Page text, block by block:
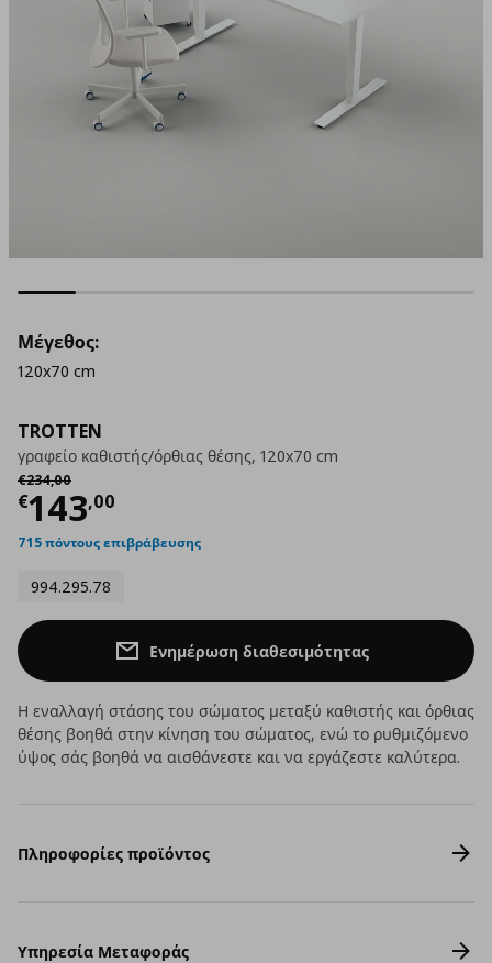
TROTTEN
γραφείο καθιστής/όρθιας θέσης, 120x70 cm
€234,00
Αρχική τιμή
€143,00
Τρέχουσα τιμή
715 πόντους επιβράβευσης
994.295.78
Μέγεθος:
120x70 cm
Ενημέρωση διαθεσιμότητας
Η εναλλαγή στάσης του σώματος μεταξύ καθιστής και όρθιας
θέσης βοηθά στην κίνηση του σώματος, ενώ το ρυθμιζόμενο
ύψος σάς βοηθά να αισθάνεστε και να εργάζεστε καλύτερα.
Πληροφορίες προϊόντος
Υπηρεσία Μεταφοράς